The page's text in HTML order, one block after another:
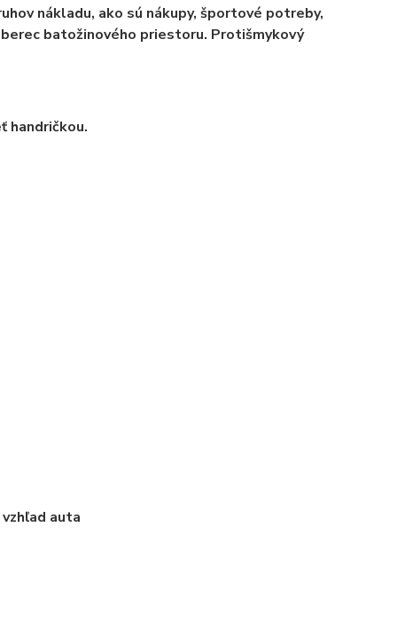
nákladu, ako sú nákupy, športové potreby,
batožinového priestoru. Protišmykový
handričkou.
auta